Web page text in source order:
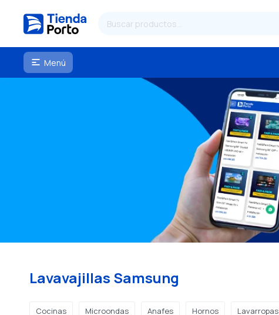
 Menú
Lavavajillas Samsung
Cocinas Microondas Anafes Hornos Lavarropas